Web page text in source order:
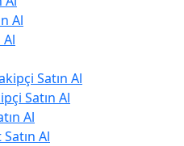
Al
Al
Satın Al
Satın Al
Al
Al